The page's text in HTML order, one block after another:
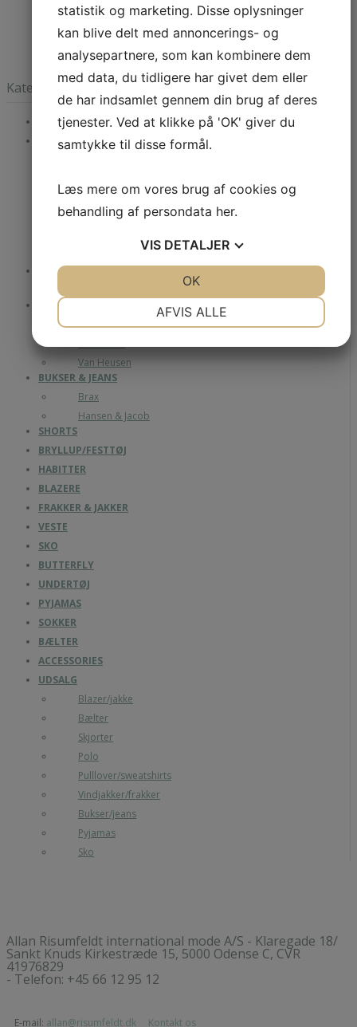
Kategorier
GAVEKORT
SKJORTER
Stenströms
Casa Moda
POLOER
STRIK & SWEATSHIRTS
Paul & Shark
Van Heusen
BUKSER & JEANS
Brax
Hansen & Jacob
SHORTS
BRYLLUP/FESTTØJ
HABITTER
BLAZERE
FRAKKER & JAKKER
VESTE
SKO
BUTTERFLY
UNDERTØJ
PYJAMAS
SOKKER
BÆLTER
ACCESSORIES
UDSALG
Blazer/jakke
Bælter
Skjorter
Polo
Pulllover/sweatshirts
Vindjakker/frakker
Bukser/jeans
Pyjamas
Sko
Allan Risumfeldt international mode A/S - Klaregade 18/
Sankt Knuds Kirkestræde 15, 5000 Odense C, CVR
41976829
- Telefon: +45 66 12 95 12
E-mail: allan@risumfeldt.dk Kontakt os
statistik og marketing. Disse oplysninger
kan blive delt med annoncerings- og
analysepartnere, som kan kombinere dem
med data, du tidligere har givet dem eller
de har indsamlet gennem din brug af deres
tjenester. Ved at klikke på 'OK' giver du
samtykke til disse formål.
Læs mere om vores brug af cookies og
behandling af persondata her.
VIS DETALJER
MARKETING
AFVIS ALLE
OK